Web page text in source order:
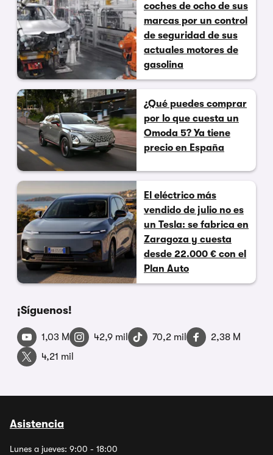
coches de ocho de sus
marcas por un control
de seguridad de sus
actuales motores de
gasolina
¿Qué puedes comprar
por lo que cuesta un
Omoda 5? Ya tiene
precio en España
El eléctrico más
vendido de julio no es
un Tesla: se fabrica en
Zaragoza y cuesta
desde 22.000 € con el
Plan Auto
¡Síguenos!
1,03 M 42,9 mil 70,2 mil
2,38 M
4,21 mil
Asistencia
Lunes a jueves: 9:00 - 18:00